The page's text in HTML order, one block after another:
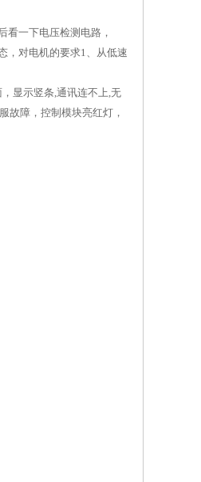
看一下电压检测电路，
，对电机的要求1、从低速
显示竖条,通讯连不上,无
故障，控制模块亮红灯，